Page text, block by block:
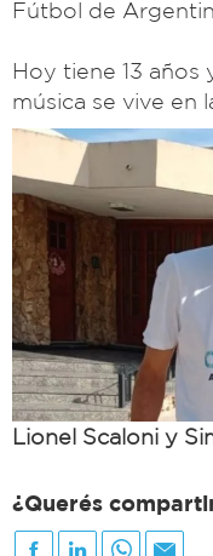
Fútbol de
Hoy tiene 13 años
música se vive en
Lionel Scaloni y
¿Querés